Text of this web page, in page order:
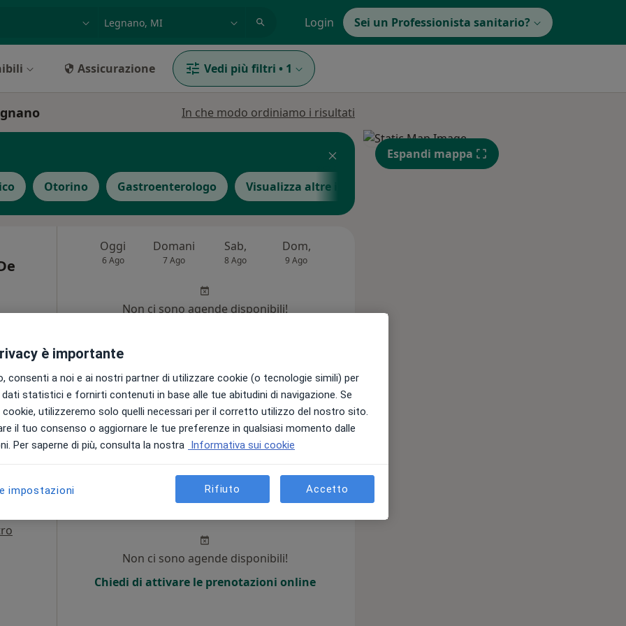
Login Sei un Professionista sanitario?
Assicurazione Vedi più filtri • 1
In che modo ordiniamo i risultati
Otorino Gastroenterologo Visualizza altre informazioni
Studio Specialistico De Mattio-Lucchini di Medicina Interna, Naturopatia e Medicina Integrata e Ozonoterapia
180 €
Oggi
6 Ago
Domani
7 Ago
Sab,
8 Ago
Dom,
9 Ago
Non ci sono agende disponibili!
Sab, Dom, Lun,
Non ci sono agende disponibili!
Chiedi di attivare le prenotazioni online
Espandi mappa
è importante
consenti a noi e ai nostri partner di utilizzare cookie (o tecnologie simili) per
statistici e fornirti contenuti in base alle tue abitudini di navigazione. Se
utilizzeremo solo quelli necessari per il corretto utilizzo del nostro sito.
il tuo consenso o aggiornare le tue preferenze in qualsiasi momento dalle
Per saperne di più, consulta la nostra Informativa sui cookie
impostazioni Rifiuto Accetto